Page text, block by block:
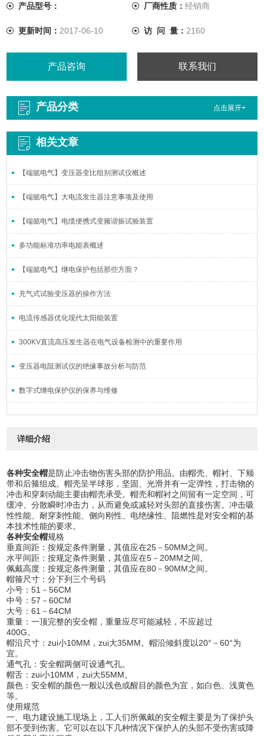
产品型号： 厂商性质： 经销商
更新时间： 2017-06-10 访 问 量： 2160
产品咨询 联系我们
产品分类 点击展开+
相关文章
【端懿电气】变压器变比组别测试仪概述
【端懿电气】大电流发生器注意事项及使用
【端懿电气】电缆便携式变频谐振试验装置
多功能标准功率电能表概述
【端懿电气】继电保护包括那些方面？
充气式试验变压器的操作方法
电流传感器优化现代太阳能装置
300KV直流高压发生器在电气设备检测中的重要作用
变压器电阻测试仪的绝缘事故分析与防范
数字式继电保护仪的保养与维修
详细介绍
各种安全帽是防止冲击物伤害头部的防护用品。由帽壳、帽衬、下颊
带和后箍组成。帽壳呈半球形，坚固、光滑并有一定弹性，打击物的
冲击和穿刺动能主要由帽壳承受。帽壳和帽衬之间留有一定空间，可
缓冲、分散瞬时冲击力，从而避免或减轻对头部的直接伤害。冲击吸
性性能、耐穿刺性能、侧向刚性、电绝缘性、阻燃性是对安全帽的基
本技术性能的要求。
各种安全帽规格
垂直间距：按规定条件测量，其值应在25－50MM之间。
水平间距：按规定条件测量，其值应在5－20MM之间。
佩戴高度：按规定条件测量，其值应在80－90MM之间。
帽箍尺寸：分下列三个号码
小号：51－56CM
中号：57－60CM
大号：61－64CM
重量：一顶完整的安全帽，重量应尽可能减轻，不应超过
400G。
帽沿尺寸：zui小10MM，zui大35MM。帽沿倾斜度以20°－60°为
宜。
通气孔：安全帽两侧可设通气孔。
帽舌：zui小10MM，zui大55MM。
颜色：安全帽的颜色一般以浅色或醒目的颜色为宜，如白色、浅黄色
等。
使用规范
一、电力建设施工现场上，工人们所佩戴的安全帽主要是为了保护头
部不受到伤害。它可以在以下几种情况下保护人的头部不受伤害或降